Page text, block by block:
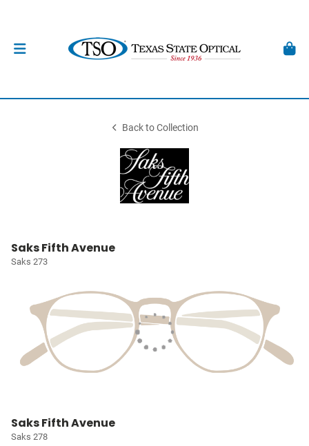
Back to Collection
Saks Fifth Avenue
Saks 273
Saks Fifth Avenue
Saks 278